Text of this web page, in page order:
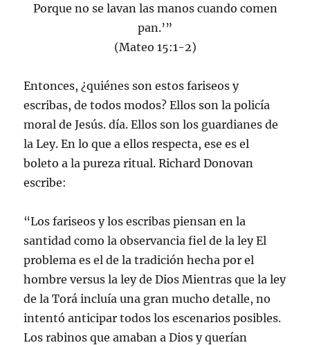
Porque no se lavan las manos cuando comen
pan.’”
(Mateo 15:1-2)
Entonces, ¿quiénes son estos fariseos y
escribas, de todos modos? Ellos son la policía
moral de Jesús. día. Ellos son los guardianes de
la Ley. En lo que a ellos respecta, ese es el
boleto a la pureza ritual. Richard Donovan
escribe:
“Los fariseos y los escribas piensan en la
santidad como la observancia fiel de la ley El
problema es el de la tradición hecha por el
hombre versus la ley de Dios Mientras que la ley
de la Torá incluía una gran mucho detalle, no
intentó anticipar todos los escenarios posibles.
Los rabinos que amaban a Dios y querían